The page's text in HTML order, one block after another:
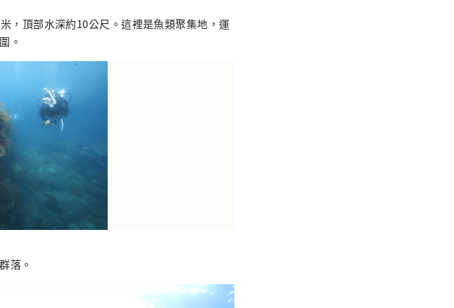
，頂部水深約10公尺。這裡是魚類聚集地，運
。
落。